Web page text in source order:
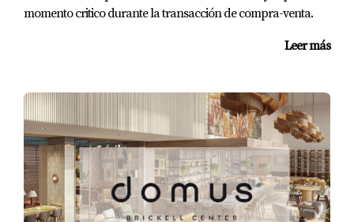
momento critico durante la transacción de compra-venta.
Leer más